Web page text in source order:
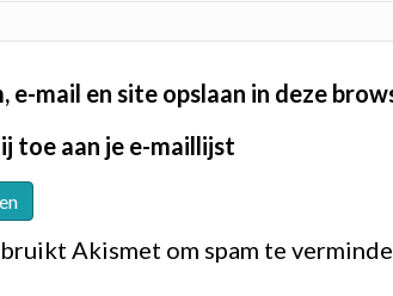
e-mail en site opslaan in deze
toe aan je e-maillijst
Akismet om spam te